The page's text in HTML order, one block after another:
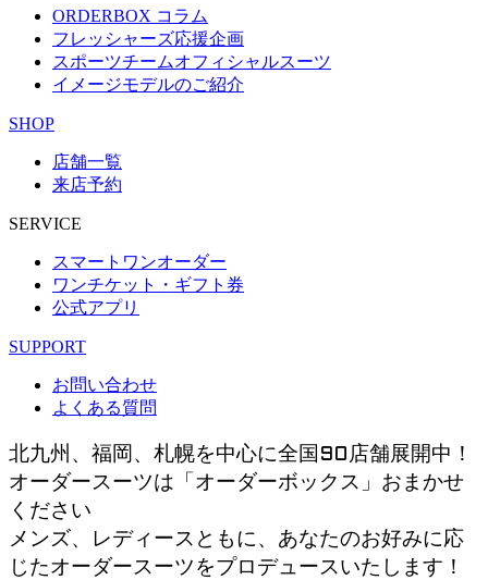
ORDERBOX コラム
フレッシャーズ応援企画
スポーツチームオフィシャルスーツ
イメージモデルのご紹介
SHOP
店舗一覧
来店予約
SERVICE
スマートワンオーダー
ワンチケット・ギフト券
公式アプリ
SUPPORT
お問い合わせ
よくある質問
北九州、福岡、札幌を中心に全国90店舗展開中！
オーダースーツは「オーダーボックス」おまかせ
ください
メンズ、レディースともに、あなたのお好みに応
じたオーダースーツをプロデュースいたします！